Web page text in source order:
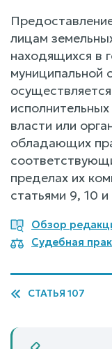
лицам
находящихся в
муниципальной
власти или
обладающих
пределах их
статьями 9, 10
Обзор
Судебная
СТАТЬЯ 107